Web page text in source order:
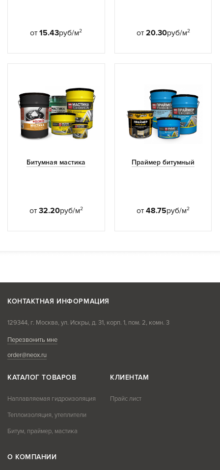
от15.43руб/м2 от 20.30руб/м2
Битумная мастика
от 32.20руб/м2
Праймер битумный
от48.75руб/м2
КОНТАКТНАЯ ИНФОРМАЦИЯ
129344, г. Москва, ул. Искры, д. 31, корп. 1, пом. 2, комн. 3
Перезвонить мне
order@neox.ru
КАТАЛОГ ТОВАРОВ
Наплавляемая гидроизоляция
Теплоизоляция, утеплители
Битум, праймер, мастика
КЛИЕНТАМ
Прайс лист
О КОМПАНИИ